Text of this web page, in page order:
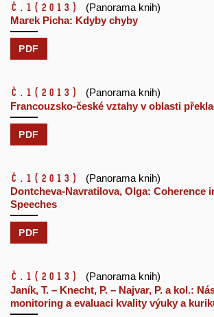
č.1 (2013)
(Panorama knih)
Marek Picha: Kdyby chyby
PDF
č.1 (2013)
(Panorama knih)
Francouzsko-české vztahy v oblasti
PDF
č.1 (2013)
(Panorama knih)
Dontcheva-Navratilova, Olga: Coherence
Speeches
PDF
č.1 (2013)
(Panorama knih)
Janík, T. – Knecht, P. – Najvar, P. a kol.:
monitoring a evaluaci kvality výuky a